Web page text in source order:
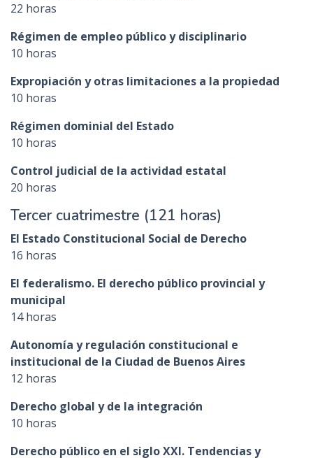
22 horas
Régimen de empleo público y disciplinario
10 horas
Expropiación y otras limitaciones a la propiedad
10 horas
Régimen dominial del Estado
10 horas
Control judicial de la actividad estatal
20 horas
Tercer cuatrimestre (121 horas)
El Estado Constitucional Social de Derecho
16 horas
El federalismo. El derecho público provincial y
municipal
14 horas
Autonomía y regulación constitucional e
institucional de la Ciudad de Buenos Aires
12 horas
Derecho global y de la integración
10 horas
Derecho público en el siglo XXI. Tendencias y